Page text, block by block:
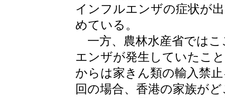
インフルエンザの症状が
めている。
一方、農林水産省ではこ
エンザが発生していたこ
からは家きん類の輸入禁
回の場合、香港の家族が